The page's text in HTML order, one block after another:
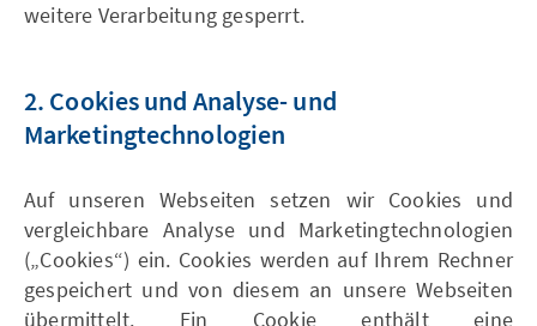
weitere Verarbeitung gesperrt.
2. Cookies und Analyse- und
Marketingtechnologien
Auf unseren Webseiten setzen wir Cookies und
vergleichbare Analyse und Marketingtechnologien
(„Cookies“) ein. Cookies werden auf Ihrem Rechner
gespeichert und von diesem an unsere Webseiten
übermittelt. Ein Cookie enthält eine